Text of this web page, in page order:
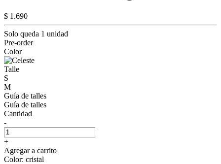
$ 1.690
Solo queda 1 unidad
Pre-order
Color
Talle
S
M
Guía de talles
Guía de talles
Cantidad
-
+
Agregar a carrito
Color: cristal